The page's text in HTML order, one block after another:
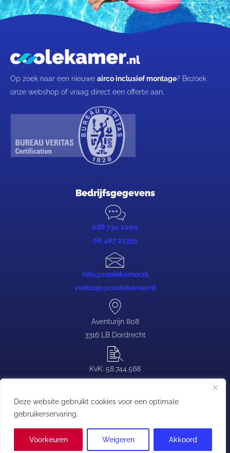
Deze website gebruikt cookies voor een optimale
gebruikerservaring.
Voorkeuren Weigeren Akkoord
Op zoek naar een nieuwe airco inclusief montage? Bezoek
onze webshop of vraag direct een offerte aan.
Bedrijfsgegevens
088 730 1000
06 487 21355
info@coolekamer.nl
verkoop@coolekamer.nl
Aventurijn 808
3316 LB Dordrecht
KvK: 58.744.568